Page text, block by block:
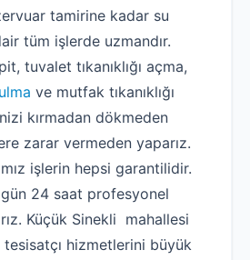
tamirine kadar su
tüm işlerde uzmandır.
tuvalet tıkanıklığı açma,
ve mutfak tıkanıklığı
kırmadan dökmeden
zarar vermeden yaparız.
işlerin hepsi garantilidir.
24 saat profesyonel
Küçük Sinekli mahallesi
tesisatçı hizmetlerini büyük